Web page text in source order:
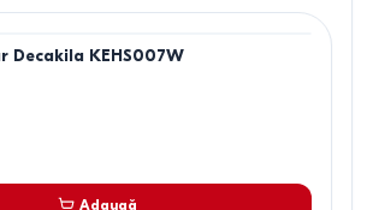
Decakila KEHS007W
Adaugă